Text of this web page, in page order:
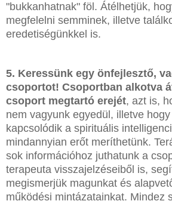
"bukkanhatnak" föl. Átélhetjük,
megfelelni semminek, illetve
eredetiségünkkel is.
5. Keressünk egy önfejlesztő,
csoportot! Csoportban alkotva
csoport megtartó erejét, azt is,
nem vagyunk egyedül, illetve
kapcsolódik a spirituális
mindannyian erőt meríthetünk.
sok információhoz juthatunk a
terapeuta visszajelzéseiből is,
megismerjük magunkat és
működési mintázatainkat. Mindez